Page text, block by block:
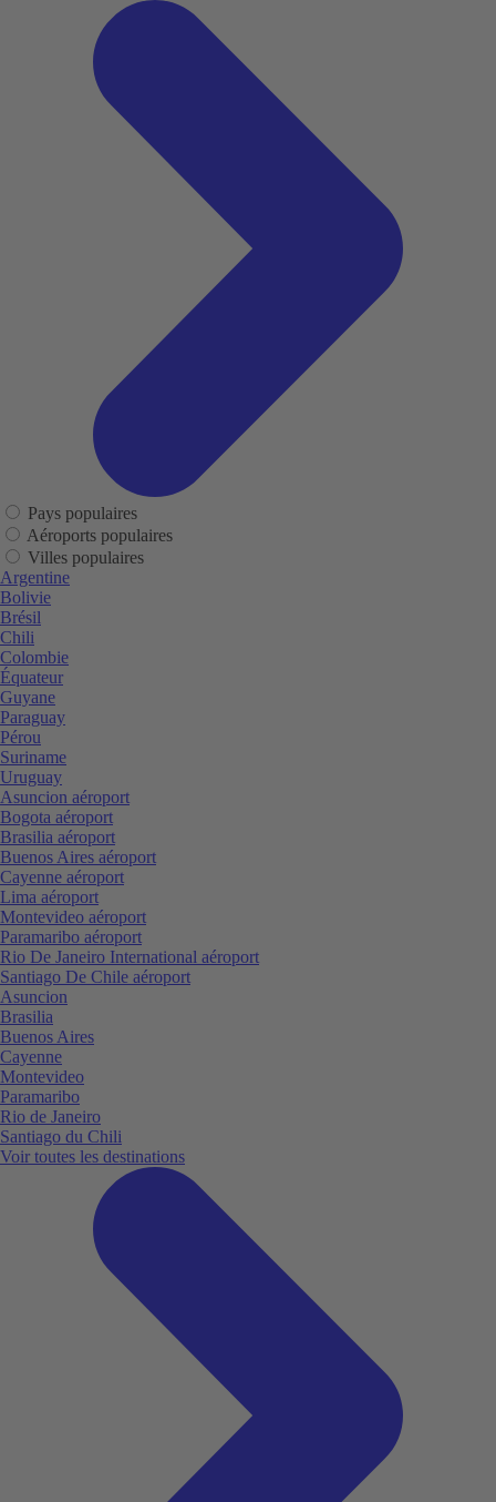
Pays populaires
Aéroports populaires
Villes populaires
Argentine
Bolivie
Brésil
Chili
Colombie
Équateur
Guyane
Paraguay
Pérou
Suriname
Uruguay
Asuncion aéroport
Bogota aéroport
Brasilia aéroport
Buenos Aires aéroport
Cayenne aéroport
Lima aéroport
Montevideo aéroport
Paramaribo aéroport
Rio De Janeiro International aéroport
Santiago De Chile aéroport
Asuncion
Brasilia
Buenos Aires
Cayenne
Montevideo
Paramaribo
Rio de Janeiro
Santiago du Chili
Voir toutes les destinations